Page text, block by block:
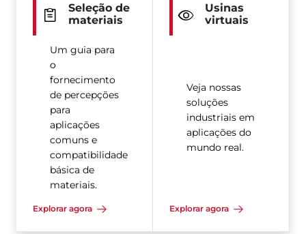
Seleção de
materiais
Um guia para
o
fornecimento
de percepções
para
aplicações
comuns e
compatibilidade
básica de
materiais.
Explorar agora
Usinas
virtuais
Veja nossas
soluções
industriais em
aplicações do
mundo real.
Explorar agora